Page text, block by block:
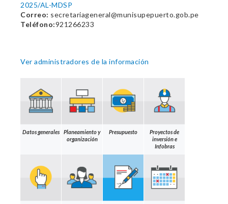
2025/AL-MDSP
Correo: secretariageneral@munisupepuerto.gob.pe
Teléfono:921266233
Ver administradores de la información
Datos generales
Planeamiento y
organización
Presupuesto
Proyectos de
inversión e
Infobras